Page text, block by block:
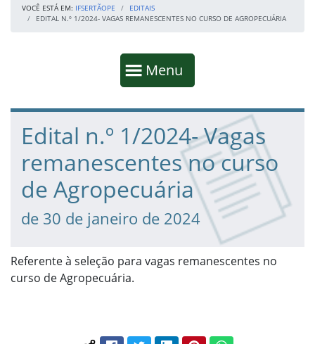
VOCÊ ESTÁ EM: IFSERTÃOPE
EDITAIS
EDITAL N.º 1/2024- VAGAS REMANESCENTES NO CURSO DE AGROPECUÁRIA
Mostrar
Menu
Fim da navegação
Início do conteúdo
Edital n.º 1/2024- Vagas
remanescentes no curso
de Agropecuária
de 30 de janeiro de 2024
Referente à seleção para vagas remanescentes no
curso de Agropecuária.